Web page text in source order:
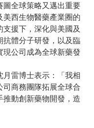
圖全球策略又邁出重要
西生物醫藥產業圈的
援下，深化與美國及
抗體分子研發，以及臨
公司成為全球新藥發
月雷博士表示：「我相
商務團隊拓展全球合
動創新藥物開發，造